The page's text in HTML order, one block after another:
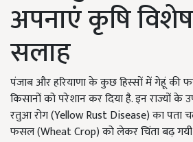
अपनाएं कृषि
सलाह
पंजाब और हरियाणा के कुछ हिस्सों में गेहूं की
किसानों को परेशान कर दिया है. इन राज्यों के
रतुआ रोग (Yellow Rust Disease) का पता
फसल (Wheat Crop) को लेकर चिंता बढ़